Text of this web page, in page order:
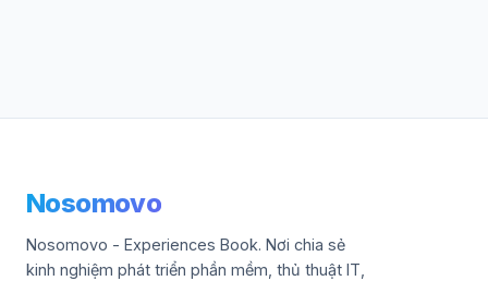
Nosomovo
Nosomovo - Experiences Book. Nơi chia sẻ
kinh nghiệm phát triển phần mềm, thủ thuật IT,